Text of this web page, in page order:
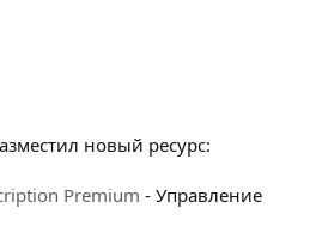
новый ресурс:
Premium - Управление